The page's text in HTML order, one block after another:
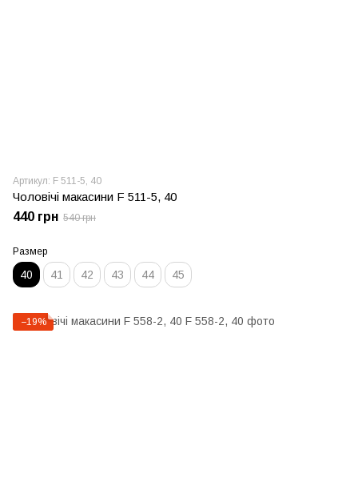
Артикул: F 511-5, 40
Чоловічі макасини F 511-5, 40
440 грн 540 грн
Размер
40 41 42 43 44 45
−19%